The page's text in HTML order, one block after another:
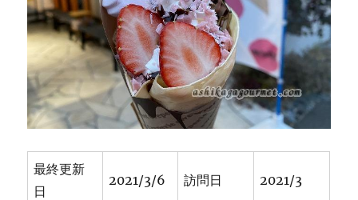
リ
ー
ム
た
っ
ぷ
り
ボ
ー
最終更新
日
2021/3/6 訪問日 2021/3